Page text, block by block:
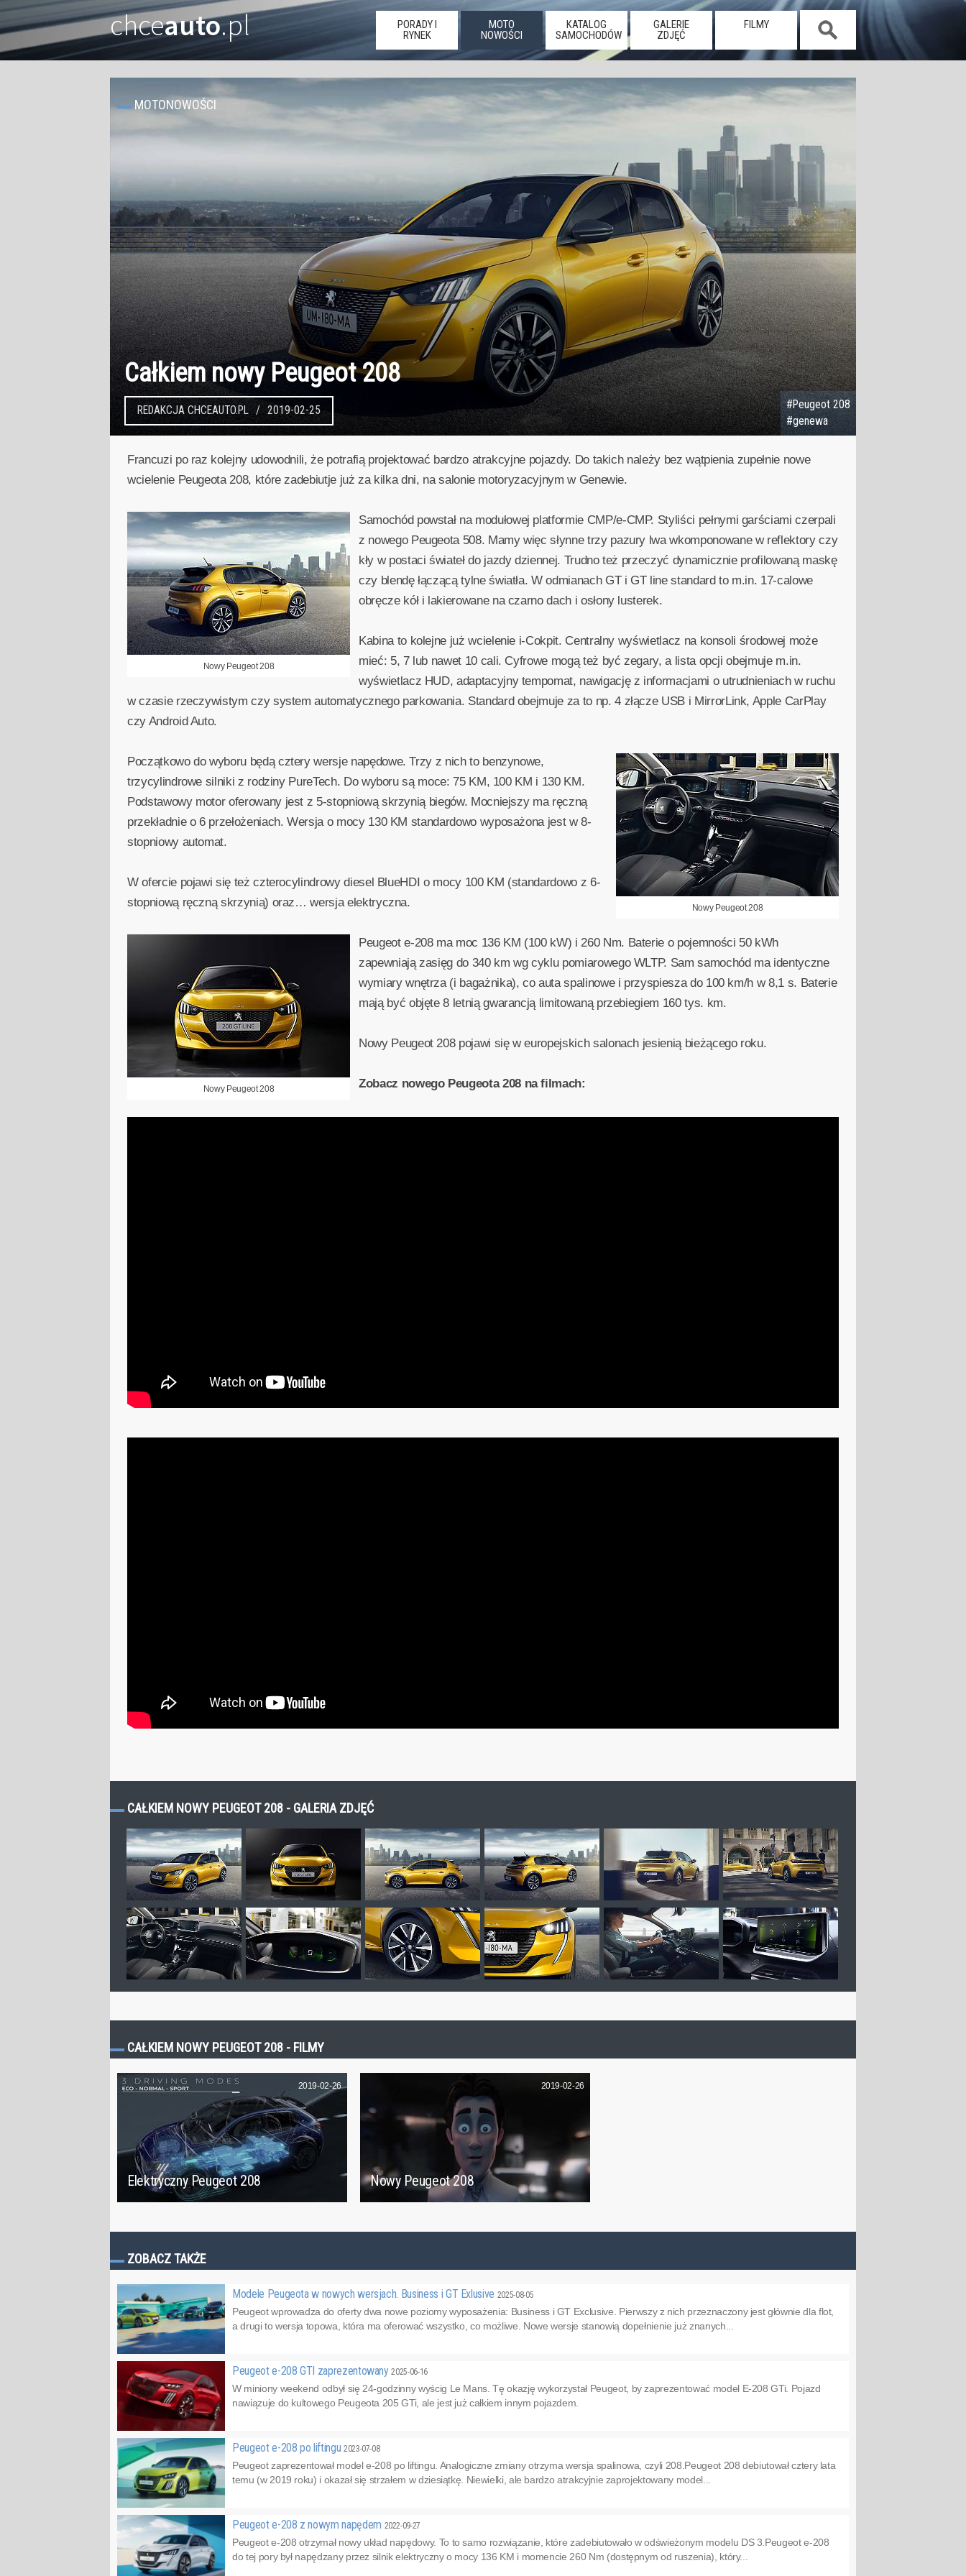
chceauto.pl
PORADY I
RYNEK
MOTO
NOWOŚCI
KATALOG
SAMOCHODÓW
GALERIE
ZDJĘĆ
FILMY
Całkiem nowy Peugeot 208
MOTONOWOŚCI
REDAKCJA CHCEAUTO.PL 2019-02-25
#Peugeot 208
#genewa
Francuzi po raz kolejny udowodnili, że potrafią projektować bardzo atrakcyjne pojazdy. Do takich należy bez wątpienia zupełnie nowe
wcielenie Peugeota 208, które zadebiutje już za kilka dni, na salonie motoryzacyjnym w Genewie.
Nowy Peugeot 208
Samochód powstał na modułowej platformie CMP/e-CMP. Styliści pełnymi garściami czerpali
z nowego Peugeota 508. Mamy więc słynne trzy pazury lwa wkomponowane w reflektory czy
kły w postaci świateł do jazdy dziennej. Trudno też przeczyć dynamicznie profilowaną maskę
czy blendę łączącą tylne światła. W odmianach GT i GT line standard to m.in. 17-calowe
obręcze kół i lakierowane na czarno dach i osłony lusterek.
Kabina to kolejne już wcielenie i-Cokpit. Centralny wyświetlacz na konsoli środowej może
mieć: 5, 7 lub nawet 10 cali. Cyfrowe mogą też być zegary, a lista opcji obejmuje m.in.
wyświetlacz HUD, adaptacyjny tempomat, nawigację z informacjami o utrudnieniach w ruchu
w czasie rzeczywistym czy system automatycznego parkowania. Standard obejmuje za to np. 4 złącze USB i MirrorLink, Apple CarPlay
czy Android Auto.
Nowy Peugeot 208
Początkowo do wyboru będą cztery wersje napędowe. Trzy z nich to benzynowe,
trzycylindrowe silniki z rodziny PureTech. Do wyboru są moce: 75 KM, 100 KM i 130 KM.
Podstawowy motor oferowany jest z 5-stopniową skrzynią biegów. Mocniejszy ma ręczną
przekładnie o 6 przełożeniach. Wersja o mocy 130 KM standardowo wyposażona jest w 8-
stopniowy automat.
W ofercie pojawi się też czterocylindrowy diesel BlueHDI o mocy 100 KM (standardowo z 6-
stopniową ręczną skrzynią) oraz… wersja elektryczna.
Nowy Peugeot 208
Peugeot e-208 ma moc 136 KM (100 kW) i 260 Nm. Baterie o pojemności 50 kWh
zapewniają zasięg do 340 km wg cyklu pomiarowego WLTP. Sam samochód ma identyczne
wymiary wnętrza (i bagażnika), co auta spalinowe i przyspiesza do 100 km/h w 8,1 s. Baterie
mają być objęte 8 letnią gwarancją limitowaną przebiegiem 160 tys. km.
Nowy Peugeot 208 pojawi się w europejskich salonach jesienią bieżącego roku.
Zobacz nowego Peugeota 208 na filmach:
CAŁKIEM NOWY PEUGEOT 208 - GALERIA ZDJĘĆ
CAŁKIEM NOWY PEUGEOT 208 - FILMY
Elektryczny Peugeot 208
2019-02-26
Nowy Peugeot 208
2019-02-26
ZOBACZ TAKŻE
Modele Peugeota w nowych wersjach. Business i GT Exlusive 2025-08-05
Peugeot wprowadza do oferty dwa nowe poziomy wyposażenia: Business i GT Exclusive. Pierwszy z nich przeznaczony jest głównie dla flot,
a drugi to wersja topowa, która ma oferować wszystko, co możliwe. Nowe wersje stanowią dopełnienie już znanych...
Peugeot e-208 GTI zaprezentowany2025-06-16
W miniony weekend odbył się 24-godzinny wyścig Le Mans. Tę okazję wykorzystał Peugeot, by zaprezentować model E-208 GTi. Pojazd
nawiązuje do kultowego Peugeota 205 GTi, ale jest już całkiem innym pojazdem.
Peugeot e-208 po liftingu 2023-07-08
Peugeot zaprezentował model e-208 po liftingu. Analogiczne zmiany otrzyma wersja spalinowa, czyli 208.Peugeot 208 debiutował cztery lata
temu (w 2019 roku) i okazał się strzałem w dziesiątkę. Niewielki, ale bardzo atrakcyjnie zaprojektowany model...
Peugeot e-208 z nowym napędem 2022-09-27
Peugeot e-208 otrzymał nowy układ napędowy. To to samo rozwiązanie, które zadebiutowało w odświeżonym modelu DS 3.Peugeot e-208
do tej pory był napędzany przez silnik elektryczny o mocy 136 KM i momencie 260 Nm (dostępnym od ruszenia), który...